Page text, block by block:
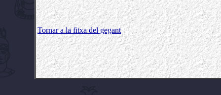
Tornar a la fitxa del gegant